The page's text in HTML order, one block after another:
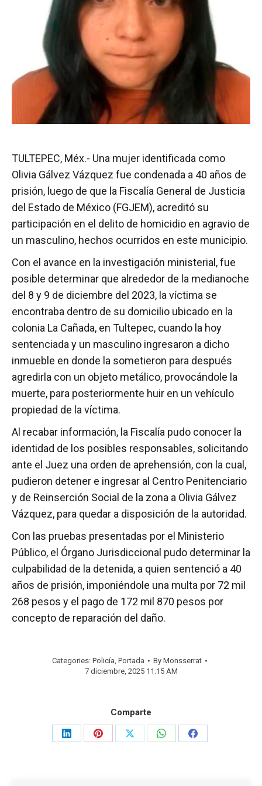
TULTEPEC, Méx.- Una mujer identificada como
Olivia Gálvez Vázquez fue condenada a 40 años de
prisión, luego de que la Fiscalía General de Justicia
del Estado de México (FGJEM), acreditó su
participación en el delito de homicidio en agravio de
un masculino, hechos ocurridos en este municipio.
Con el avance en la investigación ministerial, fue
posible determinar que alrededor de la medianoche
del 8 y 9 de diciembre del 2023, la víctima se
encontraba dentro de su domicilio ubicado en la
colonia La Cañada, en Tultepec, cuando la hoy
sentenciada y un masculino ingresaron a dicho
inmueble en donde la sometieron para después
agredirla con un objeto metálico, provocándole la
muerte, para posteriormente huir en un vehículo
propiedad de la víctima.
Al recabar información, la Fiscalía pudo conocer la
identidad de los posibles responsables, solicitando
ante el Juez una orden de aprehensión, con la cual,
pudieron detener e ingresar al Centro Penitenciario
y de Reinserción Social de la zona a Olivia Gálvez
Vázquez, para quedar a disposición de la autoridad.
Con las pruebas presentadas por el Ministerio
Público, el Órgano Jurisdiccional pudo determinar la
culpabilidad de la detenida, a quien sentenció a 40
años de prisión, imponiéndole una multa por 72 mil
268 pesos y el pago de 172 mil 870 pesos por
concepto de reparación del daño.
Categories: Policía Portada By Monsserrat
7 diciembre, 2025 11:15 AM
Comparte
Share
Share
Share
Share
Share